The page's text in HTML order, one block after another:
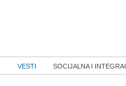
VESTI SOCIJALNA I